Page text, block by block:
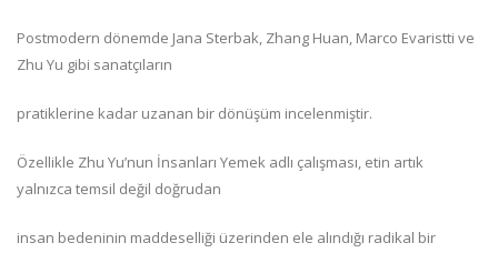
Postmodern dönemde Jana Sterbak, Zhang Huan, Marco Evaristti ve
Zhu Yu gibi sanatçıların
pratiklerine kadar uzanan bir dönüşüm incelenmiştir.
Özellikle Zhu Yu’nun İnsanları Yemek adlı çalışması, etin artık
yalnızca temsil değil doğrudan
insan bedeninin maddeselliği üzerinden ele alındığı radikal bir